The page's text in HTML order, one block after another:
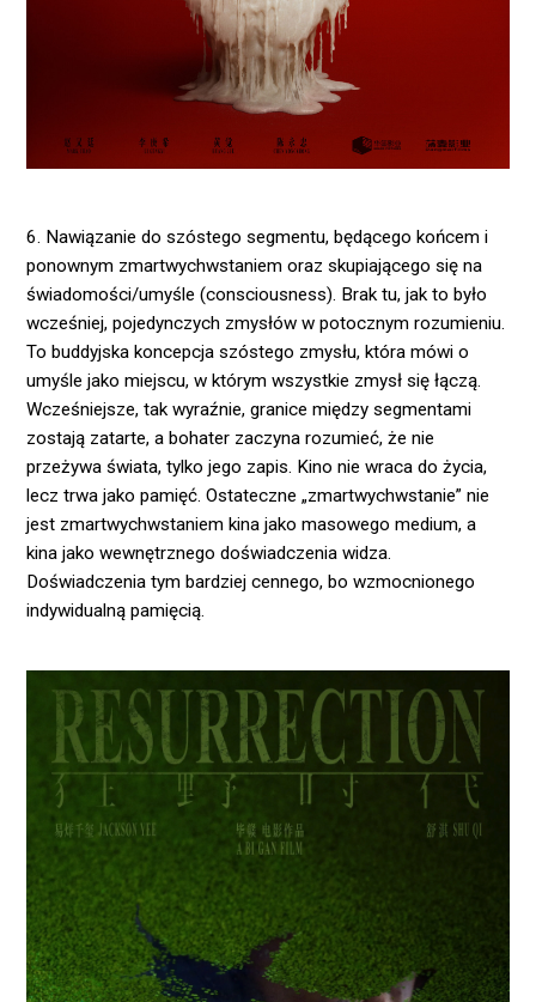
6. Nawiązanie do szóstego segmentu, będącego końcem i
ponownym zmartwychwstaniem oraz skupiającego się na
świadomości/umyśle (consciousness). Brak tu, jak to było
wcześniej, pojedynczych zmysłów w potocznym rozumieniu.
To buddyjska koncepcja szóstego zmysłu, która mówi o
umyśle jako miejscu, w którym wszystkie zmysł się łączą.
Wcześniejsze, tak wyraźnie, granice między segmentami
zostają zatarte, a bohater zaczyna rozumieć, że nie
przeżywa świata, tylko jego zapis. Kino nie wraca do życia,
lecz trwa jako pamięć. Ostateczne „zmartwychwstanie” nie
jest zmartwychwstaniem kina jako masowego medium, a
kina jako wewnętrznego doświadczenia widza.
Doświadczenia tym bardziej cennego, bo wzmocnionego
indywidualną pamięcią.